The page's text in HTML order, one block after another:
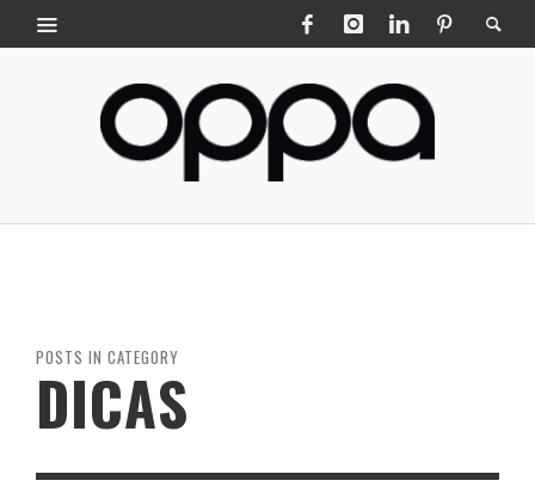
POSTS IN CATEGORY
DICAS